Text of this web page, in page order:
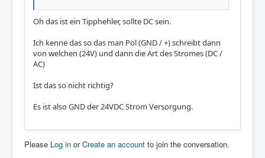
Oh das ist ein Tipphehler, sollte DC sein.
Ich kenne das so das man Pol (GND / +) schreibt dann
von welchen (24V) und dann die Art des Stromes (DC /
AC)
Ist das so nicht richtig?
Es ist also GND der 24VDC Strom Versorgung.
Please Log in orCreate an account to join the conversation.